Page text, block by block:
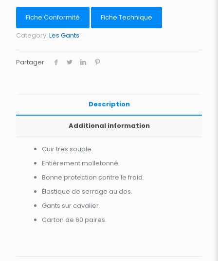
Fiche Conformité
Fiche Technique
Category: Les Gants
Partager
Description
Additional information
Cuir très souple.
Entièrement molletonné.
Bonne protection contre le froid.
Élastique de serrage au dos.
Gants sur cavalier.
Carton de 60 paires.